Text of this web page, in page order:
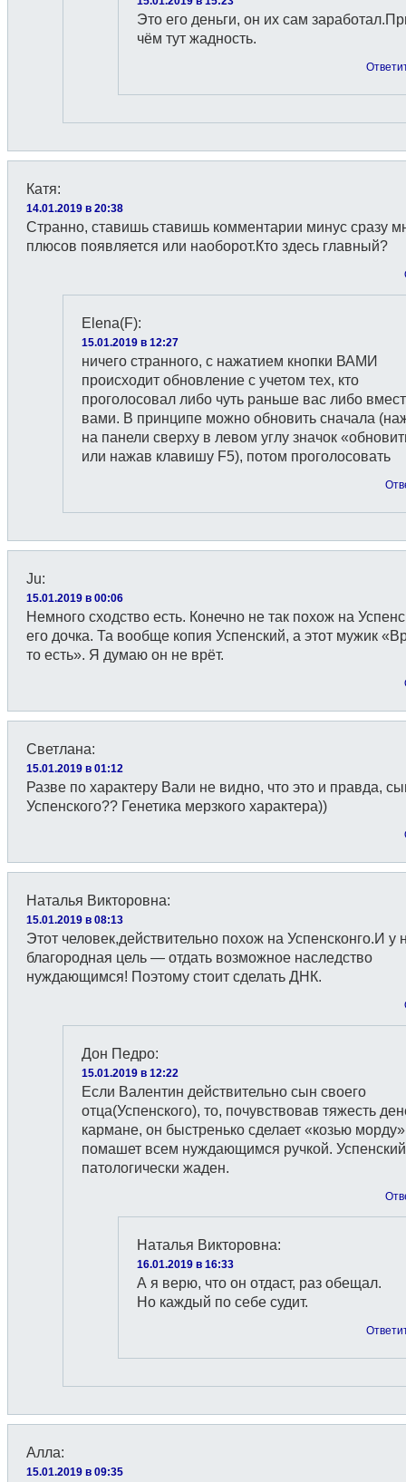
Это его деньги, он их сам
чём тут жадность.
Катя:
14.01.2019 в 20:38
Странно, ставишь ставишь комментарии минус сразу
плюсов появляется или наоборот.Кто здесь главный?
Elena(F):
15.01.2019 в 12:27
ничего странного, с нажатием кнопки ВАМИ
происходит обновление с учетом тех, кто
проголосовал либо чуть раньше вас либо
вами. В принципе можно обновить сначала
на панели сверху в левом углу значок
или нажав клавишу F5), потом проголосовать
Ju:
15.01.2019 в 00:06
Немного сходство есть. Конечно не так похож на
его дочка. Та вообще копия Успенский, а этот мужик
то есть». Я думаю он не врёт.
Светлана:
15.01.2019 в 01:12
Разве по характеру Вали не видно, что это и правда,
Успенского?? Генетика мерзкого характера))
Наталья Викторовна:
15.01.2019 в 08:13
Этот человек,действительно похож на Успенсконго.И у
благородная цель — отдать возможное наследство
нуждающимся! Поэтому стоит сделать ДНК.
Дон Педро:
15.01.2019 в 12:22
Если Валентин действительно сын своего
отца(Успенского), то, почувствовав тяжесть
кармане, он быстренько сделает «козью
помашет всем нуждающимся ручкой.
патологически жаден.
Наталья Викторовна:
16.01.2019 в 16:33
А я верю, что он отдаст, раз обещал.
Но каждый по себе судит.
Алла:
15.01.2019 в 09:35